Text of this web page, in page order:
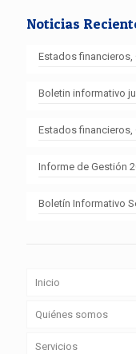
Noticias
Estados financieros,
Boletin informativo
Estados financieros,
Informe de Gestión
Boletín Informativo
Inicio
Quiénes somos
Servicios